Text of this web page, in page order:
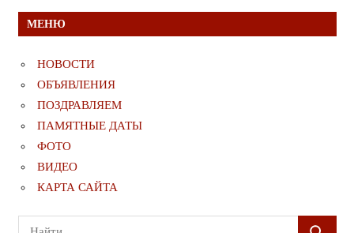
МЕНЮ
НОВОСТИ
ОБЪЯВЛЕНИЯ
ПОЗДРАВЛЯЕМ
ПАМЯТНЫЕ ДАТЫ
ФОТО
ВИДЕО
КАРТА САЙТА
Поиск